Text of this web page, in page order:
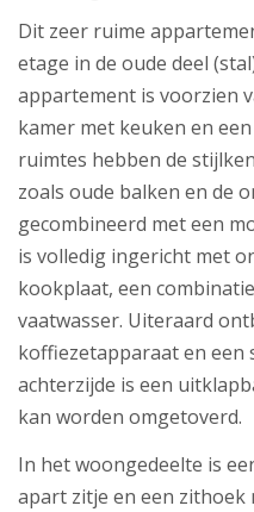
Dit zeer ruime
etage in de oude deel
appartement is voorzien
kamer met keuken en
ruimtes hebben de
zoals oude balken en de
gecombineerd met een
is volledig ingericht met
kookplaat, een
vaatwasser. Uiteraard
koffiezetapparaat en een
achterzijde is een
kan worden omgetoverd.
In het woongedeelte is
apart zitje en een zithoek